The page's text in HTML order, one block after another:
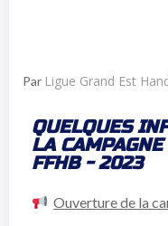
Par Ligue Grand Est
QUELQUES
LA
FFHB - 2023
Ouverture de la